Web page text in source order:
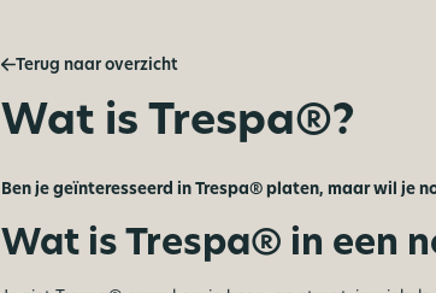
Terug naar overzicht
Wat is Trespa®?
Ben je geïnteresseerd in Trespa® platen, maar wil je
Wat is Trespa® in een